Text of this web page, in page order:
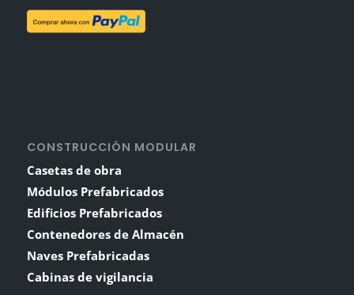
CONSTRUCCIÓN MODULAR
Casetas de obra
Módulos Prefabricados
Edificios Prefabricados
Contenedores de Almacén
Naves Prefabricadas
Cabinas de vigilancia